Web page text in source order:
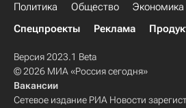
Политика Общество Экономика
Спецпроекты
Реклама
Версия 2023.1 Beta
© 2026 МИА «Россия сегодня»
Вакансии
Сетевое издание РИА Новости